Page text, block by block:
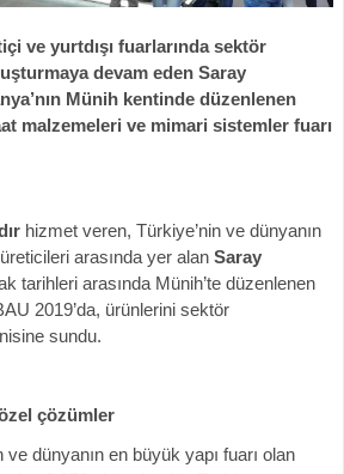
ve yurtdışı fuarlarında sektör
devam eden Saray
Münih kentinde düzenlenen
malzemeleri ve mimari sistemler fuarı
hizmet veren, Türkiye’nin ve dünyanın
arasında yer alan Saray
tarihleri arasında Münih’te düzenlenen
2019’da, ürünlerini sektör
sundu.
çözümler
dünyanın en büyük yapı fuarı olan